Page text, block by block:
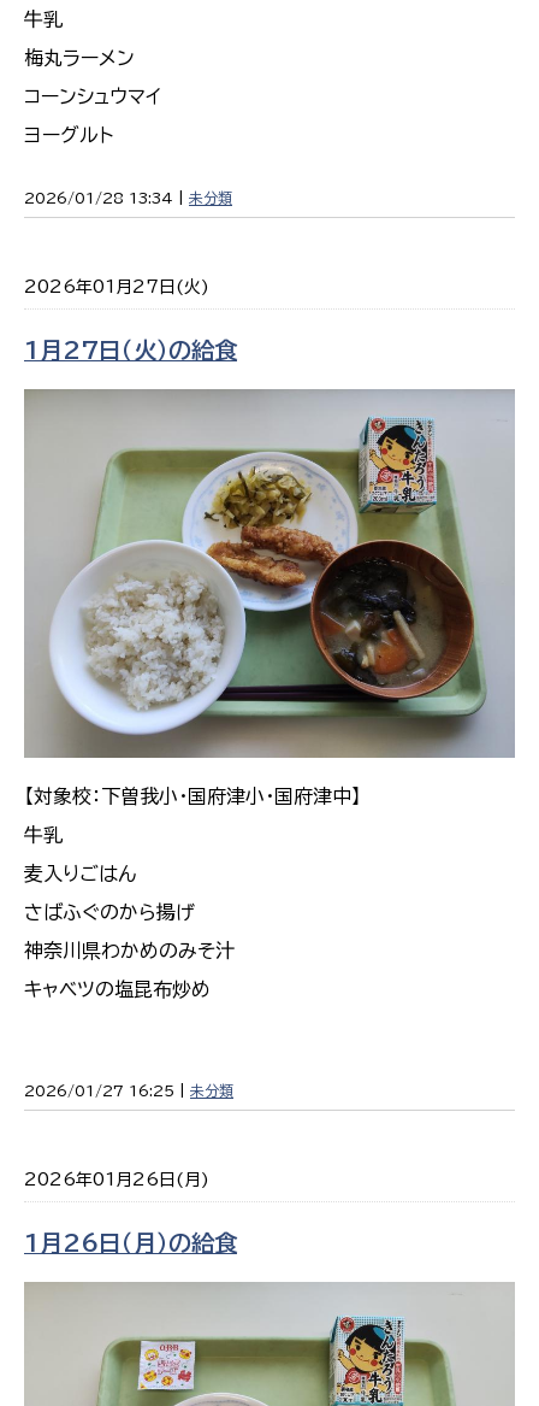
牛乳
梅丸ラーメン
コーンシュウマイ
ヨーグルト
2026/01/28 13:34 | 未分類
2026年01月27日(火)
1月27日（火）の給食
【対象校：下曽我小・国府津小・国府津中】
牛乳
麦入りごはん
さばふぐのから揚げ
神奈川県わかめのみそ汁
キャベツの塩昆布炒め
2026/01/27 16:25 | 未分類
2026年01月26日(月)
1月26日（月）の給食